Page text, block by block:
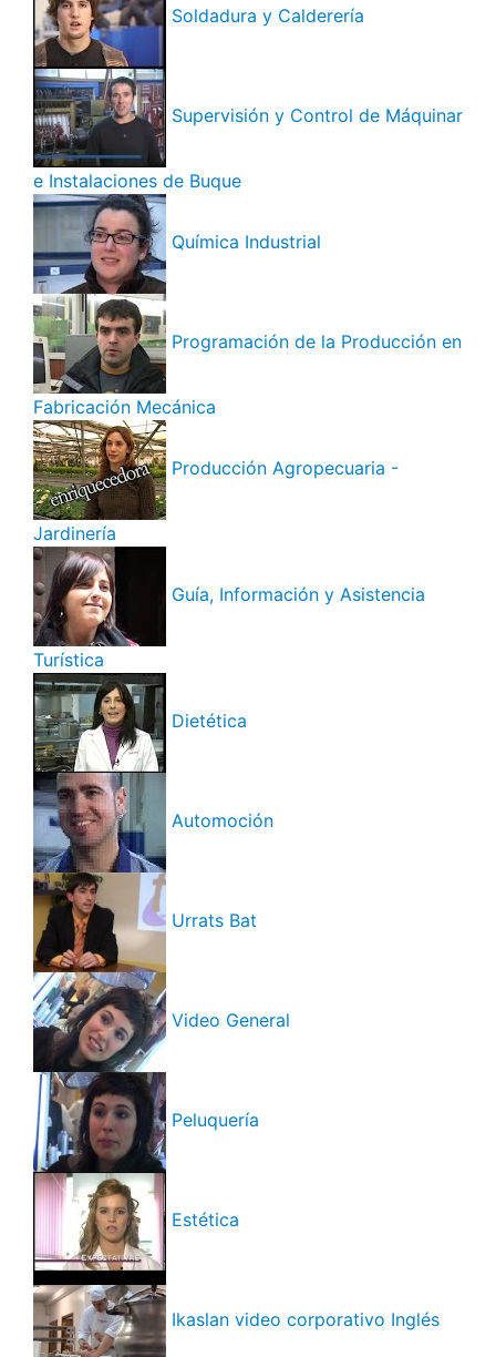
Soldadura y Calderería
Supervisión y Control de Máquinar
e Instalaciones de Buque
Química Industrial
Programación de la Producción en
Fabricación Mecánica
Producción Agropecuaria -
Jardinería
Guía, Información y Asistencia
Turística
Dietética
Automoción
Urrats Bat
Video General
Peluquería
Estética
Ikaslan video corporativo Inglés